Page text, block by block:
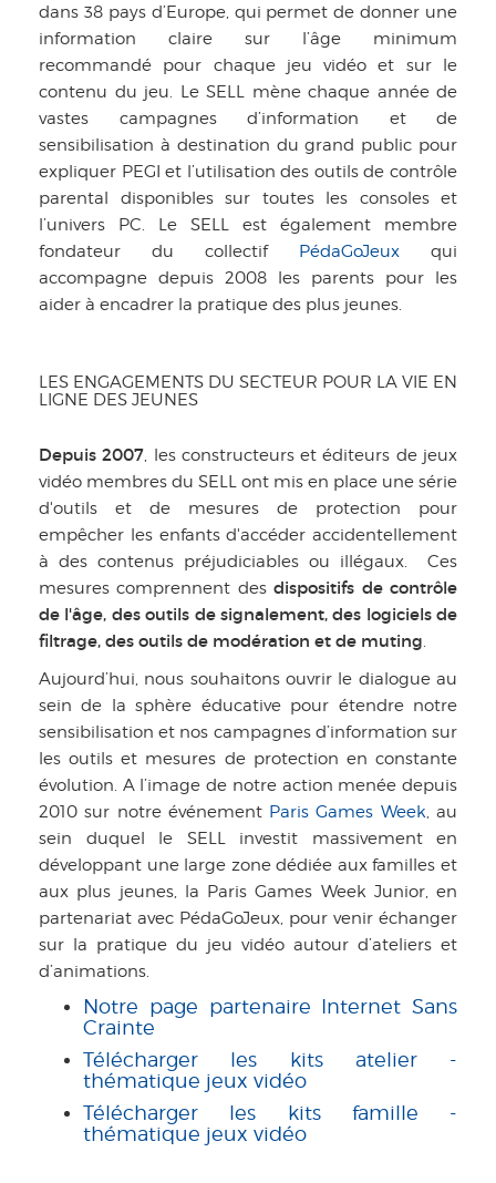
dans 38 pays d’Europe, qui permet de donner une
information claire sur l’âge minimum
recommandé pour chaque jeu vidéo et sur le
contenu du jeu. Le SELL mène chaque année de
vastes campagnes d’information et de
sensibilisation à destination du grand public pour
expliquer PEGI et l’utilisation des outils de contrôle
parental disponibles sur toutes les consoles et
l’univers PC. Le SELL est également membre
fondateur du collectif PédaGoJeux qui
accompagne depuis 2008 les parents pour les
aider à encadrer la pratique des plus jeunes.
LES ENGAGEMENTS DU SECTEUR POUR LA VIE EN
LIGNE DES JEUNES
Depuis 2007, les constructeurs et éditeurs de jeux
vidéo membres du SELL ont mis en place une série
d'outils et de mesures de protection pour
empêcher les enfants d'accéder accidentellement
à des contenus préjudiciables ou illégaux. Ces
mesures comprennent desdispositifs de contrôle
de l'âge, des outils de signalement, des logiciels de
filtrage, des outils de modération et de muting.
Aujourd’hui, nous souhaitons ouvrir le dialogue au
sein de la sphère éducative pour étendre notre
sensibilisation et nos campagnes d’information sur
les outils et mesures de protection en constante
évolution. A l’image de notre action menée depuis
2010 sur notre événement Paris Games Week, au
sein duquel le SELL investit massivement en
développant une large zone dédiée aux familles et
aux plus jeunes, la Paris Games Week Junior, en
partenariat avec PédaGoJeux, pour venir échanger
sur la pratique du jeu vidéo autour d’ateliers et
d’animations.
Notre page partenaire Internet Sans
Crainte
Télécharger les kits atelier -
thématique jeux vidéo
Télécharger les kits famille -
thématique jeux vidéo